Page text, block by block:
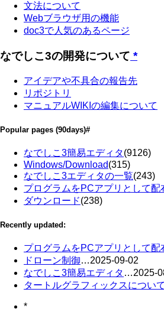
文法について
Webブラウザ用の機能
doc3で人気のあるページ
なでしこ3の開発について *
アイデアや不具合の報告先
リポジトリ
マニュアルWIKIの編集について
Popular pages (90days)#
なでしこ3簡易エディタ(9126)
Windows/Download(315)
なでしこ3エディタの一覧(243)
プログラムをPCアプリとして配
ダウンロード(238)
Recently updated:
プログラムをPCアプリとして配
ドローン制御…2025-09-02
なでしこ3簡易エディタ …2025-
タートルグラフィックスについて
*